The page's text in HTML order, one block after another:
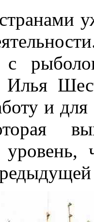
Илья
и для
уровень,